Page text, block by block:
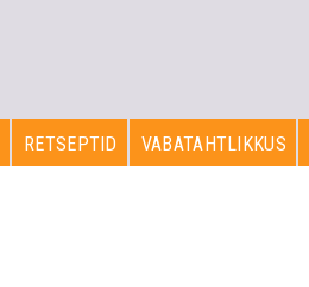
RETSEPTID VABATAHTLIKKUS